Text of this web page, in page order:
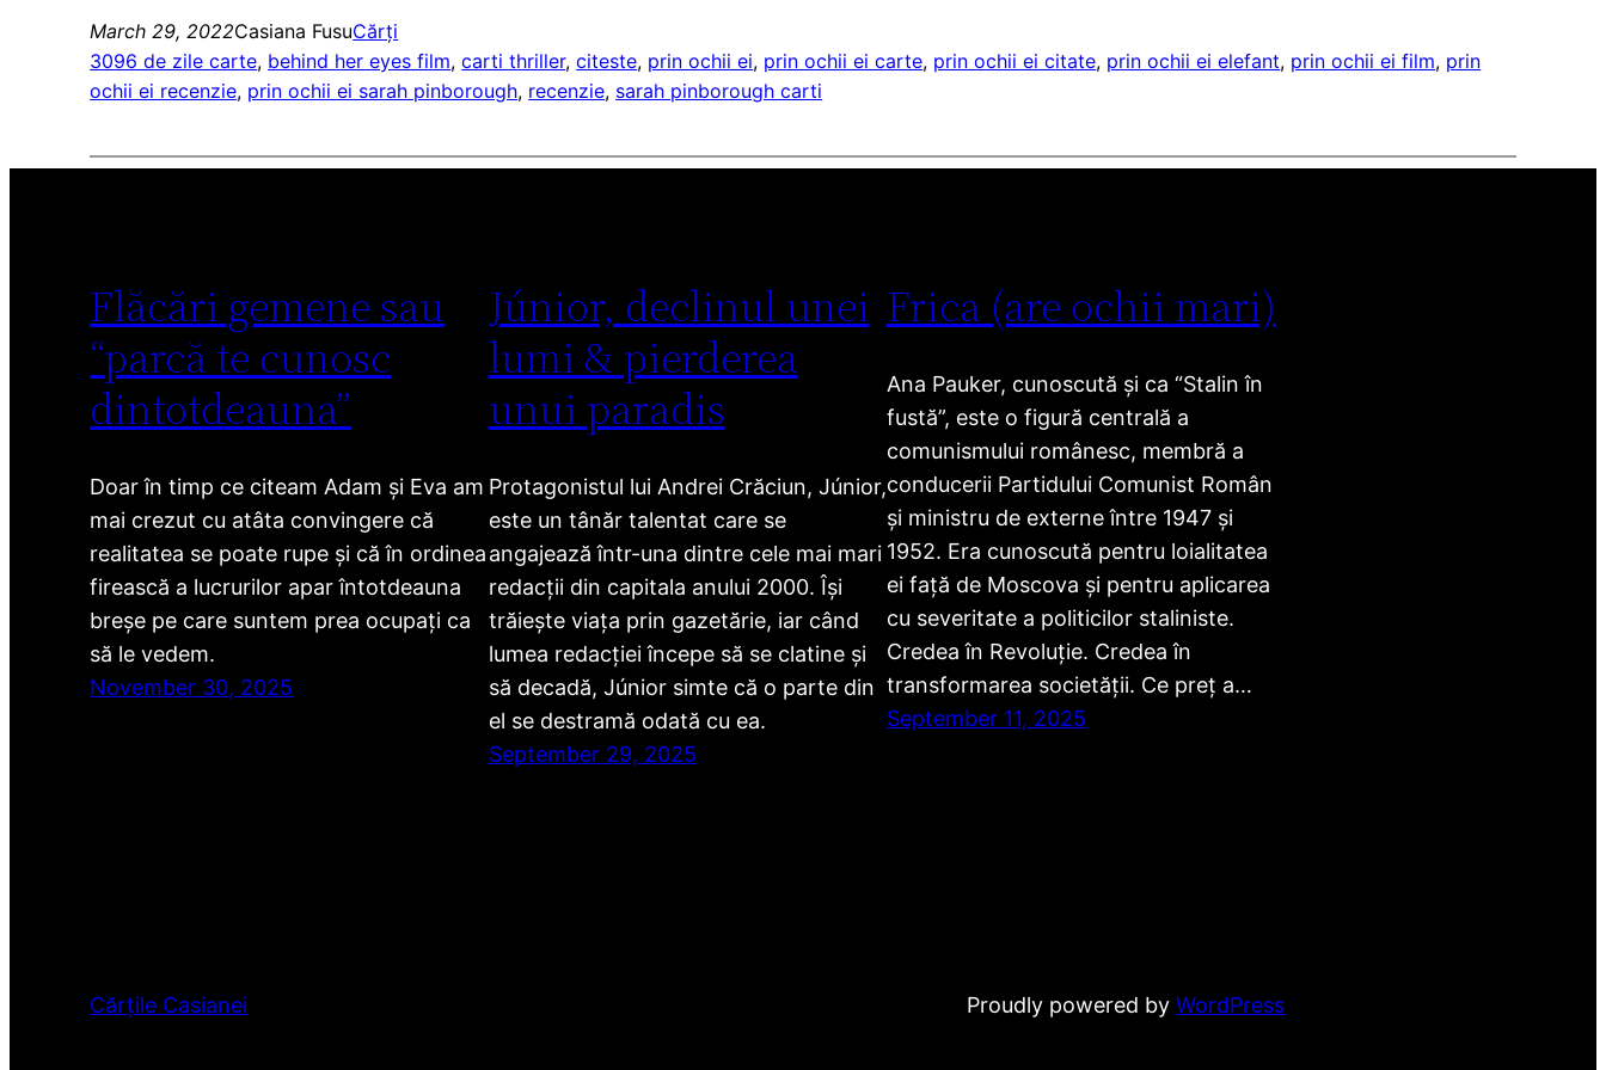
March 29, 2022Casiana FusuCărți
3096 de zile carte, behind her eyes film, carti thriller, citeste, prin ochii ei, prin ochii ei carte, prin ochii ei citate, prin ochii ei elefant, prin ochii ei film, prin
ochii ei recenzie, prin ochii ei sarah pinborough, recenzie, sarah pinborough carti
Flăcări gemene sau
“parcă te cunosc
dintotdeauna”
Doar în timp ce citeam Adam și Eva am
mai crezut cu atâta convingere că
realitatea se poate rupe și că în ordinea
firească a lucrurilor apar întotdeauna
breșe pe care suntem prea ocupați ca
să le vedem.
November 30, 2025
Júnior, declinul unei
lumi & pierderea
unui paradis
Protagonistul lui Andrei Crăciun, Júnior,
este un tânăr talentat care se
angajează într-una dintre cele mai mari
redacții din capitala anului 2000. Își
trăiește viața prin gazetărie, iar când
lumea redacției începe să se clatine și
să decadă, Júnior simte că o parte din
el se destramă odată cu ea.
September 29, 2025
Frica (are ochii mari)
Ana Pauker, cunoscută și ca “Stalin în
fustă”, este o figură centrală a
comunismului românesc, membră a
conducerii Partidului Comunist Român
și ministru de externe între 1947 și
1952. Era cunoscută pentru loialitatea
ei față de Moscova și pentru aplicarea
cu severitate a politicilor staliniste.
Credea în Revoluție. Credea în
transformarea societății. Ce preț a…
September 11, 2025
Cărțile Casianei Proudly powered byWordPress